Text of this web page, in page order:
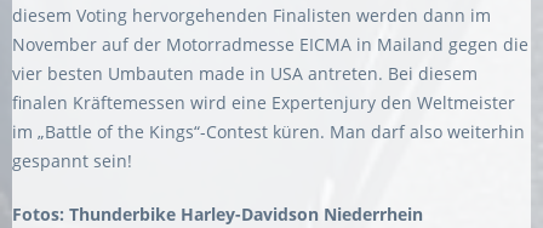
diesem Voting hervorgehenden Finalisten werden dann im
November auf der Motorradmesse EICMA in Mailand gegen die
vier besten Umbauten made in USA antreten. Bei diesem
finalen Kräftemessen wird eine Expertenjury den Weltmeister
im „Battle of the Kings“-Contest küren. Man darf also weiterhin
gespannt sein!
Fotos: Thunderbike Harley-Davidson Niederrhein